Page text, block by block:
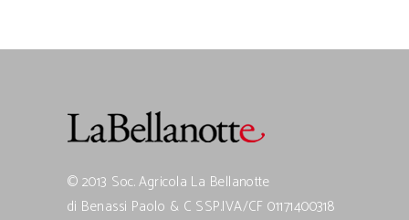
© 2013 Soc. Agricola La Bellanotte
di Benassi Paolo & C SSP.IVA/CF 01171400318